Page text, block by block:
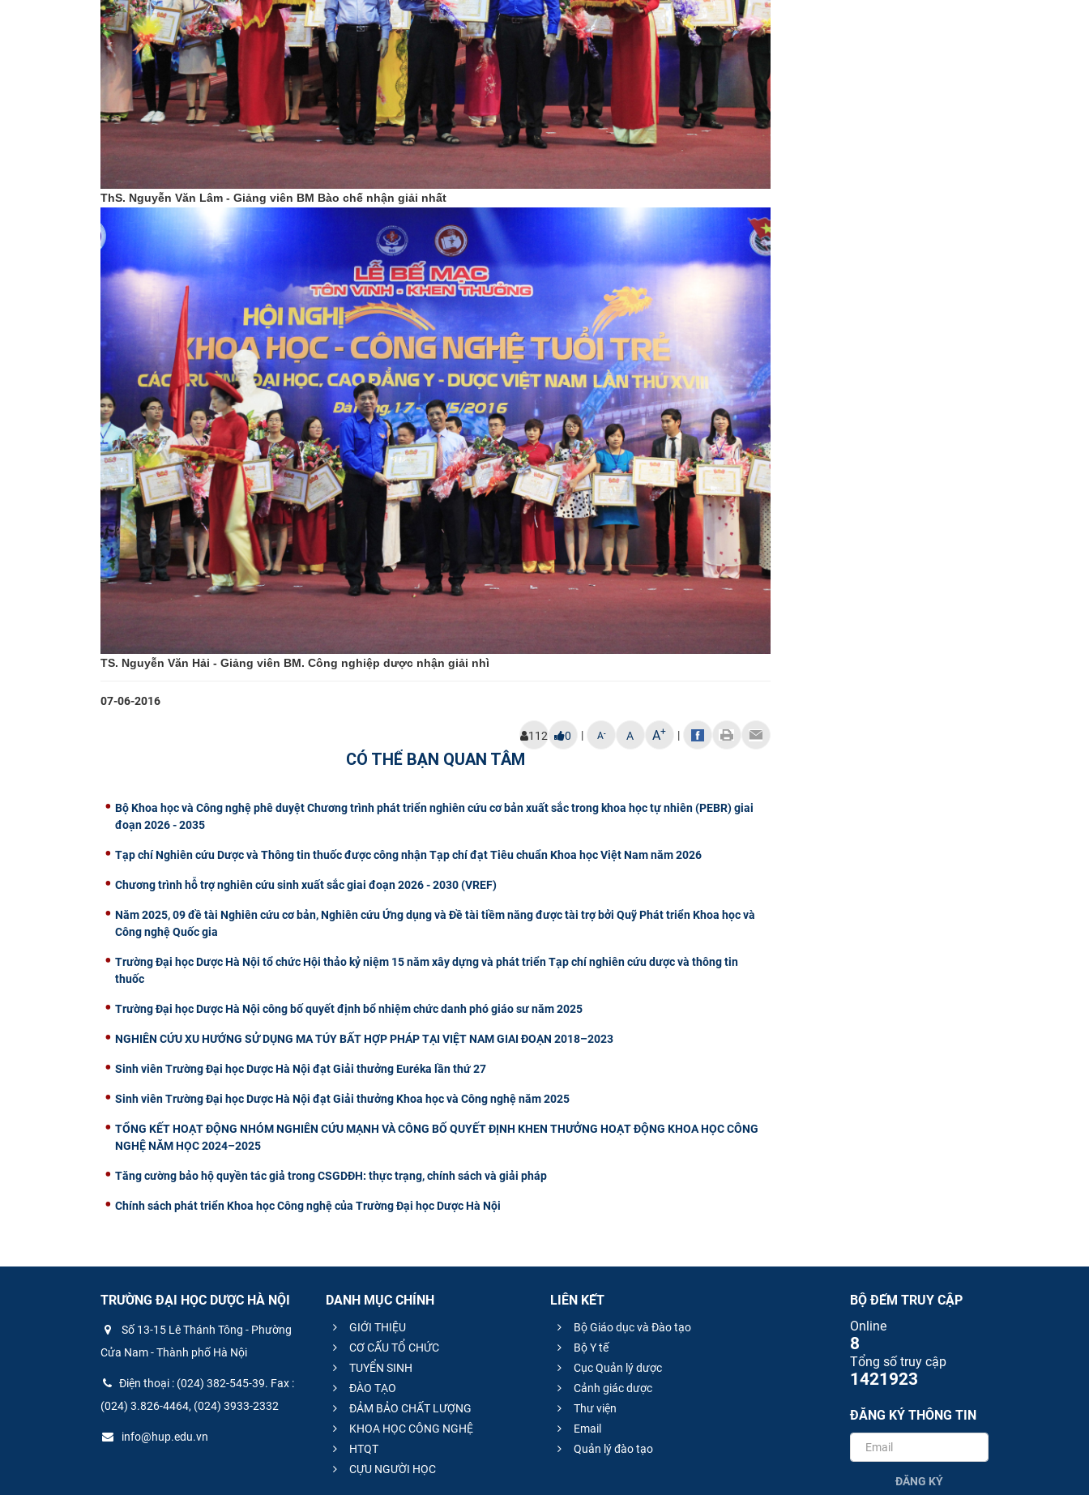
ThS. Nguyễn Văn Lâm - Giảng viên BM Bào chế nhận giải nhất
TS. Nguyễn Văn Hải - Giảng viên BM. Công nghiệp dược nhận giải nhì
07-06-2016
112 0 | A- A A+ |
CÓ THỂ BẠN QUAN TÂM
Bộ Khoa học và Công nghệ phê duyệt Chương trình phát triển nghiên cứu cơ bản xuất sắc trong khoa học tự nhiên (PEBR) giai
đoạn 2026 - 2035
Tạp chí Nghiên cứu Dược và Thông tin thuốc được công nhận Tạp chí đạt Tiêu chuẩn Khoa học Việt Nam năm 2026
Chương trình hỗ trợ nghiên cứu sinh xuất sắc giai đoạn 2026 - 2030 (VREF)
Năm 2025, 09 đề tài Nghiên cứu cơ bản, Nghiên cứu Ứng dụng và Đề tài tiềm năng được tài trợ bởi Quỹ Phát triển Khoa học và
Công nghệ Quốc gia
Trường Đại học Dược Hà Nội tổ chức Hội thảo kỷ niệm 15 năm xây dựng và phát triển Tạp chí nghiên cứu dược và thông tin
thuốc
Trường Đại học Dược Hà Nội công bố quyết định bổ nhiệm chức danh phó giáo sư năm 2025
NGHIÊN CỨU XU HƯỚNG SỬ DỤNG MA TÚY BẤT HỢP PHÁP TẠI VIỆT NAM GIAI ĐOẠN 2018–2023
Sinh viên Trường Đại học Dược Hà Nội đạt Giải thưởng Euréka lần thứ 27
Sinh viên Trường Đại học Dược Hà Nội đạt Giải thưởng Khoa học và Công nghệ năm 2025
TỔNG KẾT HOẠT ĐỘNG NHÓM NGHIÊN CỨU MẠNH VÀ CÔNG BỐ QUYẾT ĐỊNH KHEN THƯỞNG HOẠT ĐỘNG KHOA HỌC CÔNG
NGHỆ NĂM HỌC 2024–2025
Tăng cường bảo hộ quyền tác giả trong CSGDĐH: thực trạng, chính sách và giải pháp
Chính sách phát triển Khoa học Công nghệ của Trường Đại học Dược Hà Nội
TRƯỜNG ĐẠI HỌC DƯỢC HÀ NỘI
Số 13-15 Lê Thánh Tông - Phường
Cửa Nam - Thành phố Hà Nội
Điện thoại : (024) 382-545-39. Fax :
(024) 3.826-4464, (024) 3933-2332
info@hup.edu.vn
DANH MỤC CHÍNH
GIỚI THIỆU
CƠ CẤU TỔ CHỨC
TUYỂN SINH
ĐÀO TẠO
ĐẢM BẢO CHẤT LƯỢNG
KHOA HỌC CÔNG NGHỆ
HTQT
CỰU NGƯỜI HỌC
LIÊN KẾT
Bộ Giáo dục và Đào tạo
Bộ Y tế
Cục Quản lý dược
Cảnh giác dược
Thư viện
Email
Quản lý đào tạo
BỘ ĐẾM TRUY CẬP
Online
8
Tổng số truy cập
1421923
ĐĂNG KÝ THÔNG TIN
ĐĂNG KÝ